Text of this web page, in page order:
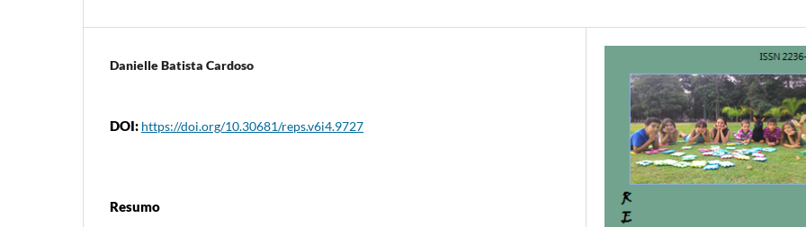
Danielle Batista Cardoso
DOI: https://doi.org/10.30681/reps.v6i4.9727
Resumo